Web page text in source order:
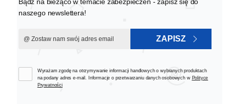
Bądź na bieżąco w temacie zabezpieczeń - zapisz się do
naszego newslettera!
ZAPISZ
Wyrażam zgodę na otrzymywanie informacji handlowych o wybranych produktach
na podany adres e-mail. Informacje o przetwarzaniu danych osobowych w Polityce
Prywatności